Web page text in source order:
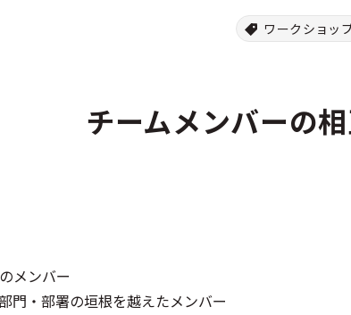
ワークショッ
チームメンバーの
メンバー
門・部署の垣根を越えたメンバー